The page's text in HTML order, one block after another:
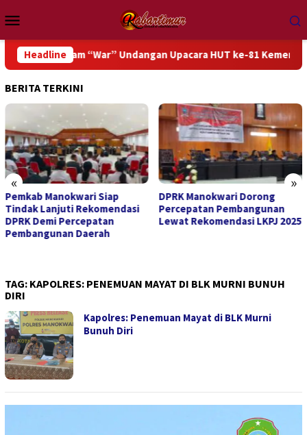
ke
kontenMobile
Headline
dalam “War” Undangan Upacara HUT ke-81 Kemerdekaan RI
BERITA TERKINI
« »
Pemkab Manokwari Siap
Tindak Lanjuti Rekomendasi
DPRK Demi Percepatan
Pembangunan Daerah
DPRK Manokwari Dorong
Percepatan Pembangunan
Lewat Rekomendasi LKPJ 2025
TAG: KAPOLRES: PENEMUAN MAYAT DI BLK MURNI BUNUH
DIRI
Kapolres: Penemuan Mayat di BLK Murni
Bunuh Diri